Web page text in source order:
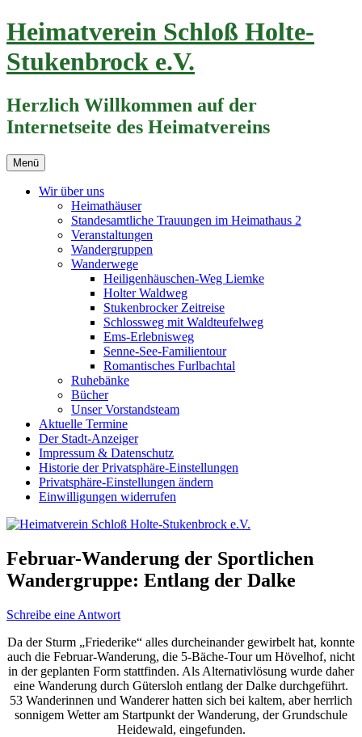
Zum
Inhalt
springen
Heimatverein Schloß Holte-
Stukenbrock e.V.
Herzlich Willkommen auf der
Internetseite des Heimatvereins
Menü
Wir über uns
Heimathäuser
Standesamtliche Trauungen im Heimathaus 2
Veranstaltungen
Wandergruppen
Wanderwege
Heiligenhäuschen-Weg Liemke
Holter Waldweg
Stukenbrocker Zeitreise
Schlossweg mit Waldteufelweg
Ems-Erlebnisweg
Senne-See-Familientour
Romantisches Furlbachtal
Ruhebänke
Bücher
Unser Vorstandsteam
Aktuelle Termine
Der Stadt-Anzeiger
Impressum & Datenschutz
Historie der Privatsphäre-Einstellungen
Privatsphäre-Einstellungen ändern
Einwilligungen widerrufen
Februar-Wanderung der Sportlichen
Wandergruppe: Entlang der Dalke
Schreibe eine Antwort
Da der Sturm „Friederike“ alles durcheinander gewirbelt hat, konnte
auch die Februar-Wanderung, die 5-Bäche-Tour um Hövelhof, nicht
in der geplanten Form stattfinden. Als Alternativlösung wurde daher
eine Wanderung durch Gütersloh entlang der Dalke durchgeführt.
53 Wanderinnen und Wanderer hatten sich bei kaltem, aber herrlich
sonnigem Wetter am Startpunkt der Wanderung, der Grundschule
Heidewald, eingefunden.